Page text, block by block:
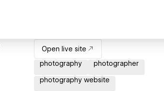
Open live site
photography
photographer
photography website